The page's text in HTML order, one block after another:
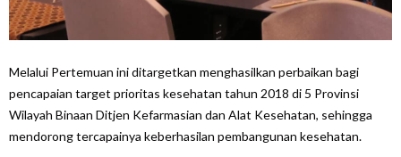
Melalui Pertemuan ini ditargetkan menghasilkan perbaikan bagi
pencapaian target prioritas kesehatan tahun 2018 di 5 Provinsi
Wilayah Binaan Ditjen Kefarmasian dan Alat Kesehatan, sehingga
mendorong tercapainya keberhasilan pembangunan kesehatan.